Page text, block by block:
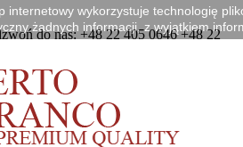
do nas:+48 22 405 0646 +48 22
internetowy wykorzystuje technologię
żadnych informacji, z wyjątkiem